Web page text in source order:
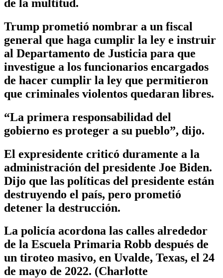
de la multitud.
Trump prometió nombrar a un fiscal
general que haga cumplir la ley e instruir
al Departamento de Justicia para que
investigue a los funcionarios encargados
de hacer cumplir la ley que permitieron
que criminales violentos quedaran libres.
“La primera responsabilidad del
gobierno es proteger a su pueblo”, dijo.
El expresidente criticó duramente a la
administración del presidente Joe Biden.
Dijo que las políticas del presidente están
destruyendo el país, pero prometió
detener la destrucción.
La policía acordona las calles alrededor
de la Escuela Primaria Robb después de
un tiroteo masivo, en Uvalde, Texas, el 24
de mayo de 2022. (Charlotte